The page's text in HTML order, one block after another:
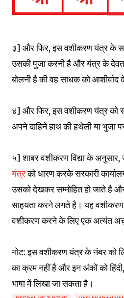
३] और फिर, इस वशीकरण यंत्र के
उसकी पुजा करनी है और यंत्र के देवता
बोलनी है की वह साधक को आशीर्वाद
४] और फिर, इस वशीकरण यंत्र को
अपने दाहिने हाथ की हथेली या भुजा
५] शाबर वशीकरण विद्या के
यंत्रको धारण करके सरकारी
उसको देखकर सम्मोहित हो जाते है
साहयता करने लगते है। यह
वशीकरण करने के लिए एक अत्यंत
नोट: इस वशीकरण यंत्र के नंबर को
का क्रम नहीं है और इन अंकों को
भाषा में लिखा जा सकता है।